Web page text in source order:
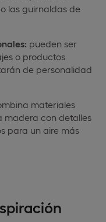
las guirnaldas de
pueden ser
o productos
de personalidad
materiales
madera con detalles
para un aire más